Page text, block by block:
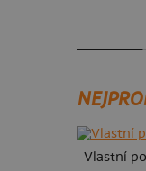
Vlastní